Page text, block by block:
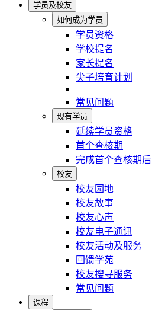
学员及校友
如何成为学员
学员资格
学校提名
家长提名
尖子培育计划
常见问题
现有学员
延续学员资格
首个查核期
完成首个查核期后
校友
校友园地
校友故事
校友心声
校友电子通讯
校友活动及服务
回馈学苑
校友搜寻服务
常见问题
课程